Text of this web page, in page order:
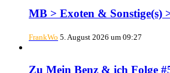
MB > Exoten & Sonstige(s)
FrankWo 5. August 2026 um 09:27
Zu Mein Benz & ich Folge